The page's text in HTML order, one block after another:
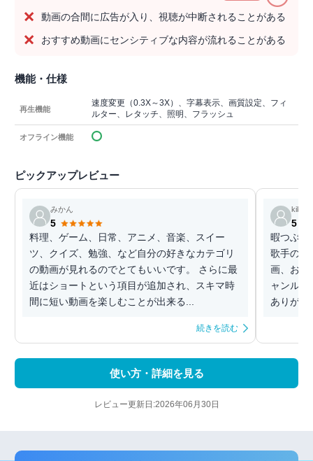
動画の合間に広告が入り、視聴が中断されることがある
おすすめ動画にセンシティブな内容が流れることがある
機能・仕様
再生機能
速度変更（0.3X～3X）、字幕表示、画質設定、フィ
ルター、レタッチ、照明、フラッシュ
オフライン機能
ピックアップレビュー
みかん
5
料理、ゲーム、日常、アニメ、音楽、スイー
ツ、クイズ、勉強、など自分の好きなカテゴリ
の動画が見れるのでとてもいいです。 さらに最
近はショートという項目が追加され、スキマ時
間に短い動画を楽しむことが出来る...
続きを読む
kikko
5
暇つぶし
歌手のミ
画、お気
ャンル
ありがた
使い方・詳細を見る
レビュー更新日:2026年06月30日